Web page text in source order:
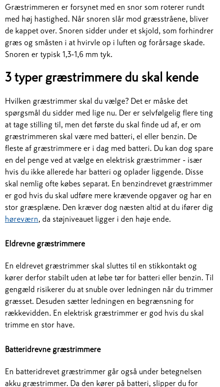
Græstrimmeren er forsynet med en snor som roterer rundt
med høj hastighed. Når snoren slår mod græsstråene, bliver
de kappet over. Snoren sidder under et skjold, som forhindrer
græs og småsten i at hvirvle op i luften og forårsage skade.
Snoren er typisk 1,3-1,6 mm tyk.
3 typer græstrimmere du skal kende
Hvilken græstrimmer skal du vælge? Det er måske det
spørgsmål du sidder med lige nu. Der er selvfølgelig flere ting
at tage stilling til, men det første du skal finde ud af, er om
græstrimmeren skal være med batteri, el eller benzin. De
fleste af græstrimmere er i dag med batteri. Du kan dog spare
en del penge ved at vælge en elektrisk græstrimmer - især
hvis du ikke allerede har batteri og oplader liggende. Disse
skal nemlig ofte købes separat. En benzindrevet græstrimmer
er god hvis du skal udføre mere krævende opgaver og har en
stor græsplæne. Den kræver dog næsten altid at du ifører dig
høreværn , da støjniveauet ligger i den høje ende.
Eldrevne græstrimmere
En eldrevet græstrimmer skal sluttes til en stikkontakt og
kører derfor stabilt uden at løbe tør for batteri eller benzin. Til
gengæld risikerer du at snuble over ledningen når du trimmer
græsset. Desuden sætter ledningen en begrænsning for
rækkevidden. En elektrisk græstrimmer er god hvis du skal
trimme en stor have.
Batteridrevne græstrimmere
En batteridrevet græstrimmer går også under betegnelsen
akku græstrimmer. Da den kører på batteri, slipper du for